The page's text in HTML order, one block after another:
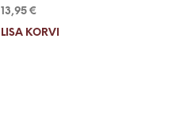
13,95 €
LISA KORVI